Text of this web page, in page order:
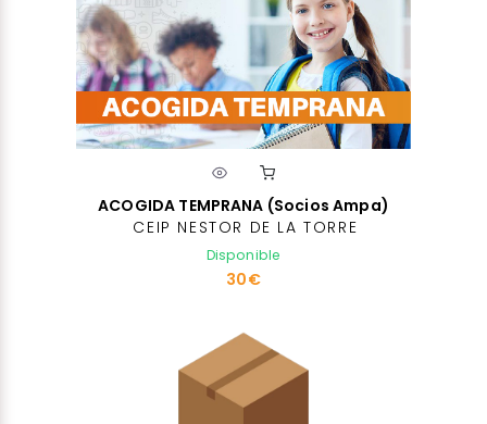
ACOGIDA TEMPRANA (Socios Ampa)
CEIP NESTOR DE LA TORRE
Disponible
30€